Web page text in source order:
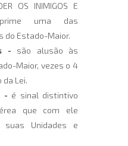
OS INIMIGOS E
uma das
do Estado-Maior.
- são alusão às
Maior, vezes o 4
Lei.
- é sinal distintivo
que com ele
suas Unidades e